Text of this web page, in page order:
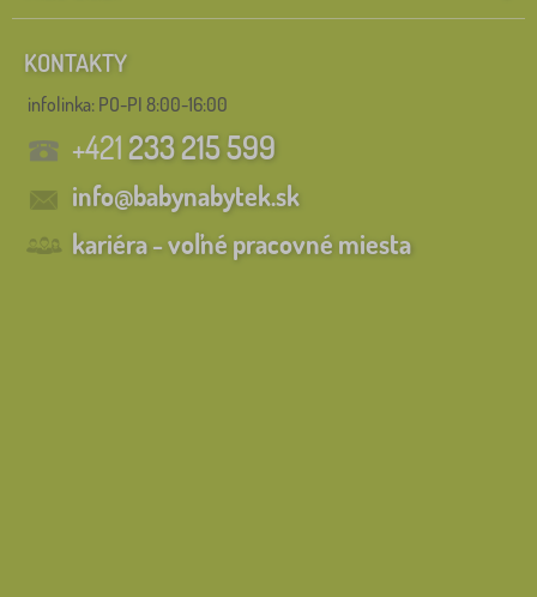
KONTAKTY
infolinka: PO-PI 8:00-16:00
+421233 215 599
info@babynabytek.sk
kariéra - voľné pracovné miesta